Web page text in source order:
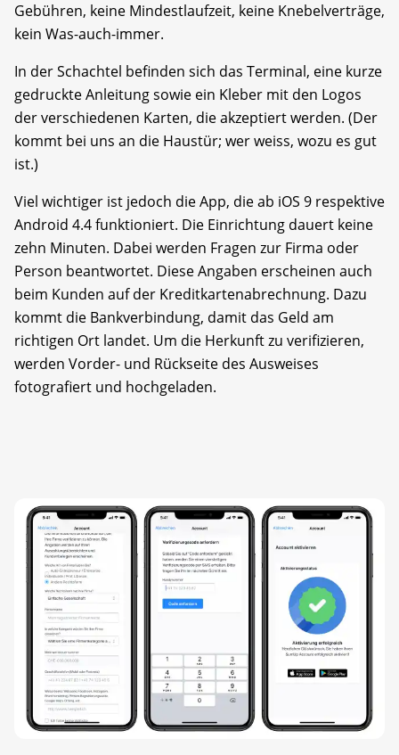
Gebühren, keine Mindestlaufzeit, keine Knebelverträge,
kein Was-auch-immer.
In der Schachtel befinden sich das Terminal, eine kurze
gedruckte Anleitung sowie ein Kleber mit den Logos
der verschiedenen Karten, die akzeptiert werden. (Der
kommt bei uns an die Haustür; wer weiss, wozu es gut
ist.)
Viel wichtiger ist jedoch die App, die ab iOS 9 respektive
Android 4.4 funktioniert. Die Einrichtung dauert keine
zehn Minuten. Dabei werden Fragen zur Firma oder
Person beantwortet. Diese Angaben erscheinen auch
beim Kunden auf der Kreditkartenabrechnung. Dazu
kommt die Bankverbindung, damit das Geld am
richtigen Ort landet. Um die Herkunft zu verifizieren,
werden Vorder- und Rückseite des Ausweises
fotografiert und hochgeladen.